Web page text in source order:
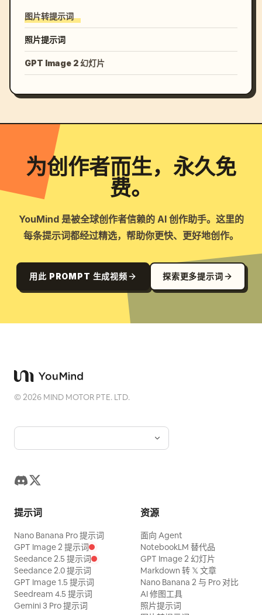
图片转提示词
照片提示词
GPT Image 2 幻灯片
为创作者而生，永久免
费。
YouMind 是被全球创作者信赖的 AI 创作助手。这里的
每条提示词都经过精选，帮助你更快、更好地创作。
用此 PROMPT 生成视频 探索更多提示词
©2026 MIND MOTOR PTE. LTD.
提示词
Nano Banana Pro 提示词
GPT Image 2 提示词
Seedance 2.5 提示词
Seedance 2.0 提示词
GPT Image 1.5 提示词
Seedream 4.5 提示词
Gemini 3 Pro 提示词
资源
面向 Agent
NotebookLM 替代品
GPT Image 2 幻灯片
Markdown 转 𝕏 文章
Nano Banana 2 与 Pro 对比
AI 修图工具
照片提示词